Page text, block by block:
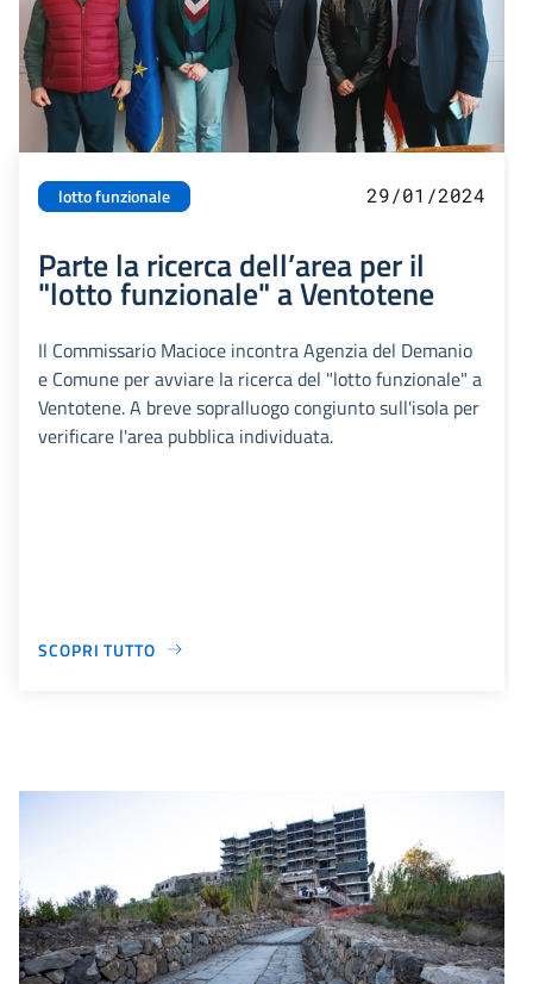
lotto funzionale 29/01/2024
Parte la ricerca dell’area per il
"lotto funzionale" a Ventotene
Il Commissario Macioce incontra Agenzia del Demanio
e Comune per avviare la ricerca del "lotto funzionale" a
Ventotene. A breve sopralluogo congiunto sull'isola per
verificare l'area pubblica individuata.
SCOPRI TUTTO